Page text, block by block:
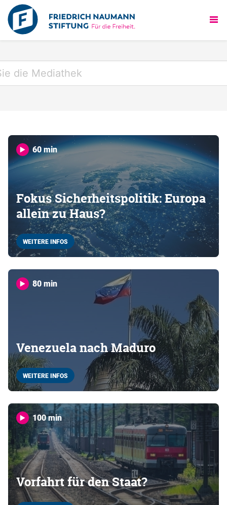
60 min
Fokus Sicherheitspolitik: Europa
allein zu Haus?
WEITERE INFOS
80 min
Venezuela nach Maduro
WEITERE INFOS
100 min
Vorfahrt für den Staat?